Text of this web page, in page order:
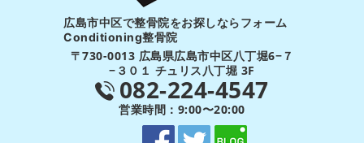
広島市中区で整骨院をお探しならフォーム
Conditioning整骨院
〒730-0013 広島県広島市中区八丁堀6−７
−３０１ チュリス八丁堀 3F
082-224-4547
営業時間：9:00〜20:00